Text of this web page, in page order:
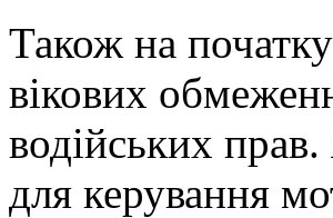
Також на
вікових
водійських
для керування